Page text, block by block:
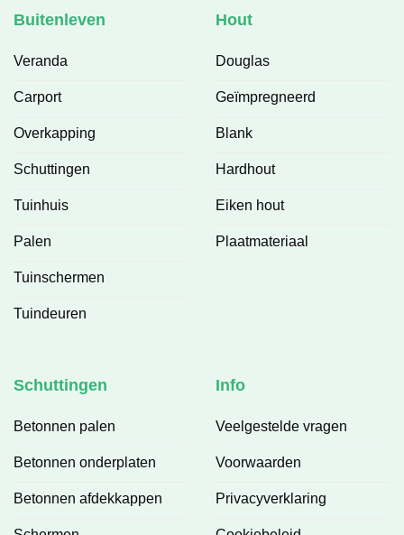
Buitenleven
Veranda
Carport
Overkapping
Schuttingen
Tuinhuis
Palen
Tuinschermen
Tuindeuren
Hout
Douglas
Geïmpregneerd
Blank
Hardhout
Eiken hout
Plaatmateriaal
Schuttingen
Betonnen palen
Betonnen onderplaten
Betonnen afdekkappen
Info
Veelgestelde vragen
Voorwaarden
Privacyverklaring